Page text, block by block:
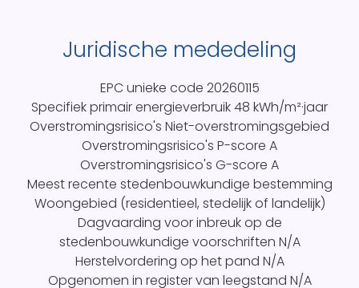
Juridische mededeling
EPC unieke code 20260115
Specifiek primair energieverbruik48 kWh/m²·jaar
Overstromingsrisico's Niet-overstromingsgebied
Overstromingsrisico's P-score A
Overstromingsrisico's G-score A
Meest recente stedenbouwkundige bestemming
Woongebied (residentieel, stedelijk of landelijk)
Dagvaarding voor inbreuk op de
stedenbouwkundige voorschriften N/A
Herstelvordering op het pand N/A
Opgenomen in register van leegstand N/A